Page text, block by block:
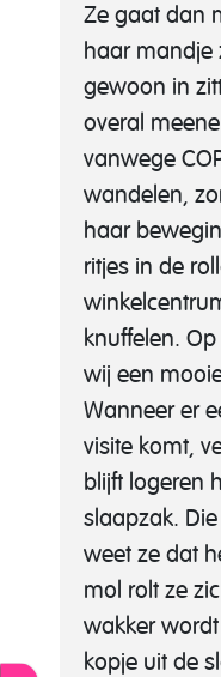
Ze gaat dan
haar mandje
gewoon in
overal
vanwege
wandelen,
haar
ritjes in de
knuffelen.
wij een
Wanneer er
visite komt,
blijft logeren
slaapzak.
weet ze dat
mol rolt ze
wakker
kopje uit de